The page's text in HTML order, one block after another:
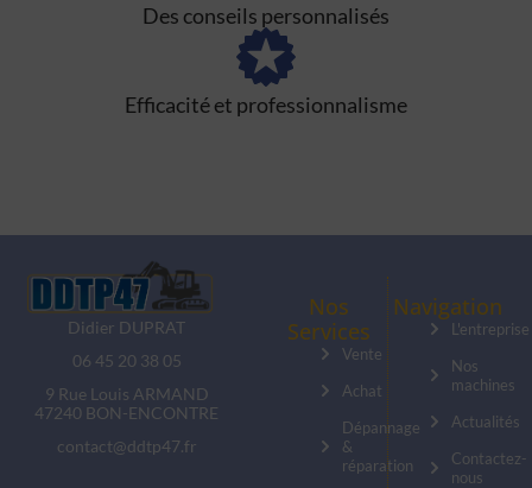
Des conseils personnalisés
Efficacité et professionnalisme
Didier DUPRAT
06 45 20 38 05
9 Rue Louis ARMAND
47240 BON-ENCONTRE
contact@ddtp47.fr
Nos
Services
Vente
Achat
Dépannage
&
réparation
Navigation
L'entreprise
Nos
machines
Actualités
Contactez-
nous